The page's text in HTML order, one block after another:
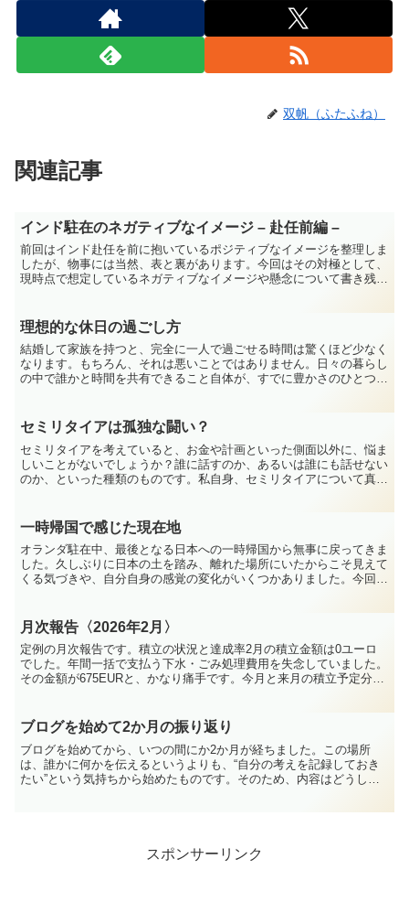
双帆（ふたふね）
関連記事
インド駐在のネガティブなイメージ – 赴任前編 –
前回はインド赴任を前に抱いているポジティブなイメージを整理しま
したが、物事には当然、表と裏があります。今回はその対極として、
現時点で想定しているネガティブなイメージや懸念について書き残し
理想的な休日の過ごし方
結婚して家族を持つと、完全に一人で過ごせる時間は驚くほど少なく
なります。もちろん、それは悪いことではありません。日々の暮らし
の中で誰かと時間を共有できること自体が、すでに豊かさのひとつで
セミリタイアは孤独な闘い？
セミリタイアを考えていると、お金や計画といった側面以外に、悩ま
しいことがないでしょうか？誰に話すのか、あるいは誰にも話せない
のか、といった種類のものです。私自身、セミリタイアについて真剣
一時帰国で感じた現在地
オランダ駐在中、最後となる日本への一時帰国から無事に戻ってきま
した。久しぶりに日本の土を踏み、離れた場所にいたからこそ見えて
くる気づきや、自分自身の感覚の変化がいくつかありました。今回
月次報告〈2026年2月〉
定例の月次報告です。積立の状況と達成率2月の積立金額は0ユーロ
でした。年間一括で支払う下水・ごみ処理費用を失念していました。
その金額が675EURと、かなり痛手です。今月と来月の積立予定分を
ブログを始めて2か月の振り返り
ブログを始めてから、いつの間にか2か月が経ちました。この場所
は、誰かに何かを伝えるというよりも、“自分の考えを記録しておき
たい”という気持ちから始めたものです。そのため、内容はどうして
スポンサーリンク